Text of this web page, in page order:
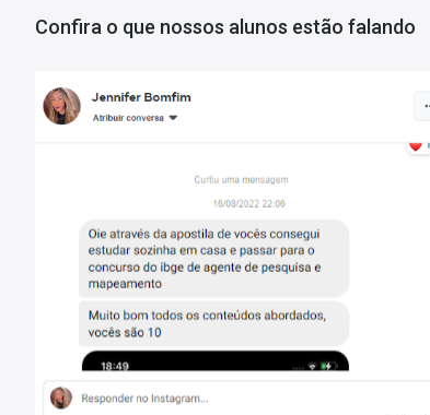
permitindo um redirecionamento estratégico de seus
Estes são apenas alguns dos benefícios em adquirir o
Aproveite o super desconto!
Confira o que nossos alunos estão falando